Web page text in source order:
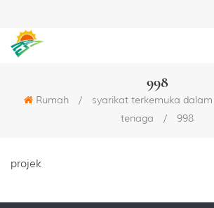
998
Rumah /
syarikat terkemuka
tenaga
/ 998
projek